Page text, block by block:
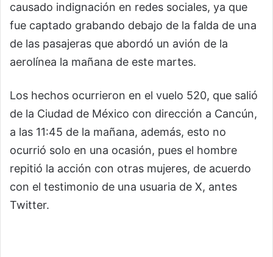
causado indignación en redes sociales, ya que
fue captado grabando debajo de la falda de una
de las pasajeras que abordó un avión de la
aerolínea la mañana de este martes.
Los hechos ocurrieron en el vuelo 520, que salió
de la Ciudad de México con dirección a Cancún,
a las 11:45 de la mañana, además, esto no
ocurrió solo en una ocasión, pues el hombre
repitió la acción con otras mujeres, de acuerdo
con el testimonio de una usuaria de X, antes
Twitter.